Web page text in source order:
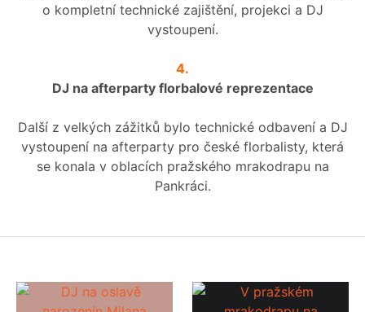
o kompletní technické zajištění, projekci a DJ
vystoupení.
4.
DJ na afterparty florbalové reprezentace
Další z velkých zážitků bylo technické odbavení a DJ
vystoupení na afterparty pro české florbalisty, která
se konala v oblacích pražského mrakodrapu na
Pankráci.